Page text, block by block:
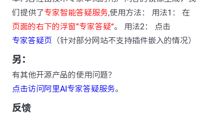
们提供了专家智能答疑服务,使用方法： 用法1： 在
页面的右下的浮窗”专家答疑“。 用法2： 点击
专家答疑页 （针对部分网站不支持插件嵌入的情况）
另：
有其他开源产品的使用问题？
点击访问阿里AI专家答疑服务。
反馈